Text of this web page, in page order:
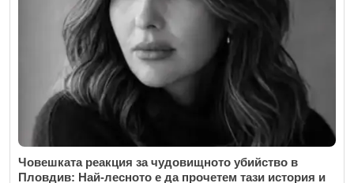
Човешката реакция за чудовищното убийство в
Пловдив: Най-лесното е да прочетем тази история и